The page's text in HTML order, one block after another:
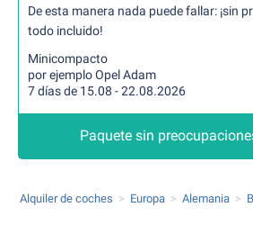
De esta manera nada puede fallar: ¡sin
todo incluido!
Minicompacto
por ejemplo Opel Adam
7 días de 15.08 - 22.08.2026
Paquete sin
Alquiler de coches Europa Alemania